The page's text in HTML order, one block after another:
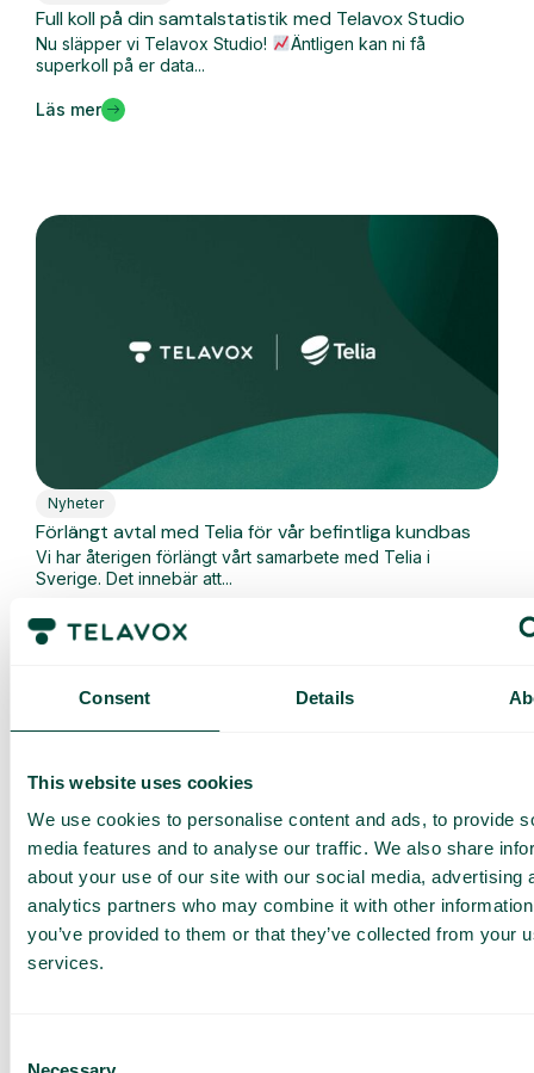
Consent Details
This website uses cookies
We use cookies to personalise content and ads, to provide
media features and to analyse our traffic. We also share
about your use of our site with our social media, advertising
analytics partners who may combine it with other
you’ve provided to them or that they’ve collected from your
services.
Full koll på din samtalstatistik med Telavox Studio
Nu släpper vi Telavox Studio!
Äntligen kan ni få
superkoll på er data...
Läs mer
Nyheter
Förlängt avtal med Telia för vår befintliga kundbas
Vi har återigen förlängt vårt samarbete med Telia i
Sverige. Det innebär att...
Läs mer